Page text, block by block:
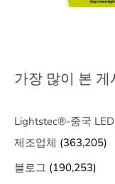
가장 많이 본 게
Lightstec®-중국
제조업체 (363,205)
블로그 (190,253)